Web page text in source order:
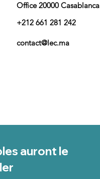
Office20000 Casablanca
+212 661 281 242
contact@lec.ma
auront le